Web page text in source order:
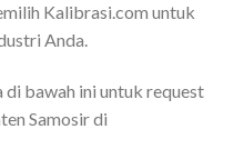
Kalibrasi.com untuk
Anda.
di bawah ini untuk request
Samosir di